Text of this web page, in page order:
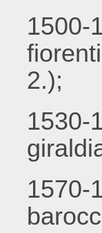
1500-
2.);
1530-
1570-